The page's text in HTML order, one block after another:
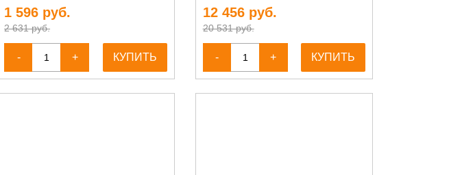
1 596 руб.
2 631 руб.
- + КУПИТЬ
12 456руб.
20 531 руб.
- + КУПИТЬ